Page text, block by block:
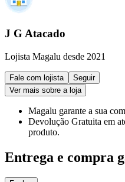
J G Atacado
Lojista Magalu desde 2021
Fale com lojista
Seguir
Ver mais sobre a loja
Magalu garante a sua
Devolução Gratuita em
produto.
Entrega e compra